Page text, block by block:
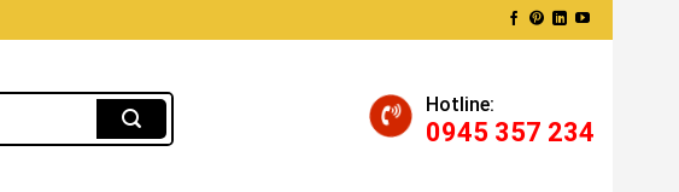
Hotline:
0945 357 234